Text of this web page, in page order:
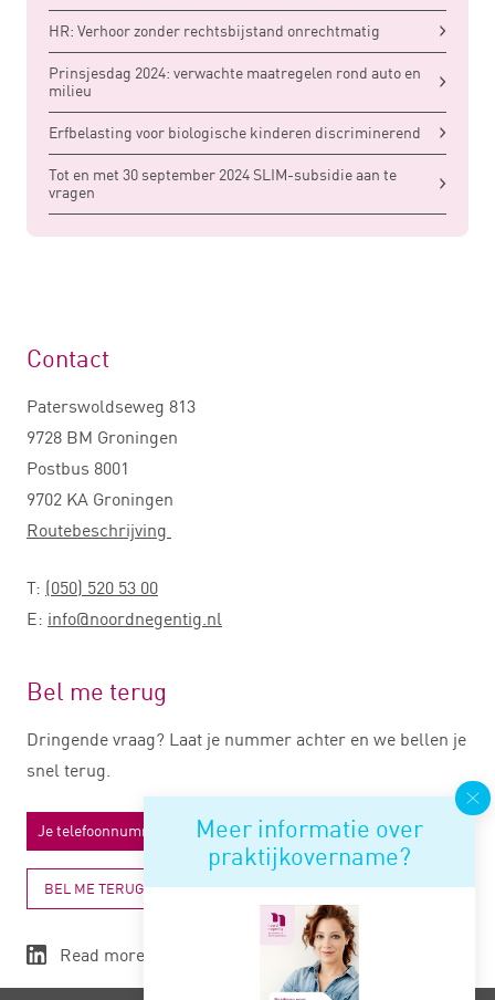
HR: Verhoor zonder rechtsbijstand onrechtmatig
Prinsjesdag 2024: verwachte maatregelen rond auto en
milieu
Erfbelasting voor biologische kinderen discriminerend
Tot en met 30 september 2024 SLIM-subsidie aan te
vragen
Meer informatie over
praktijkovername?
Contact
Paterswoldseweg 813
9728 BM Groningen
Postbus 8001
9702 KA Groningen
Routebeschrijving
T: (050) 520 53 00
E: info@noordnegentig.nl
Bel me terug
Dringende vraag? Laat je nummer achter en we bellen je
snel terug.
BEL ME TERUG
Read more